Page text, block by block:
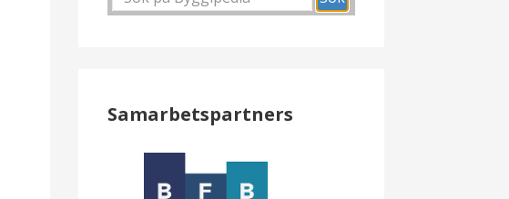
Samarbetspartners